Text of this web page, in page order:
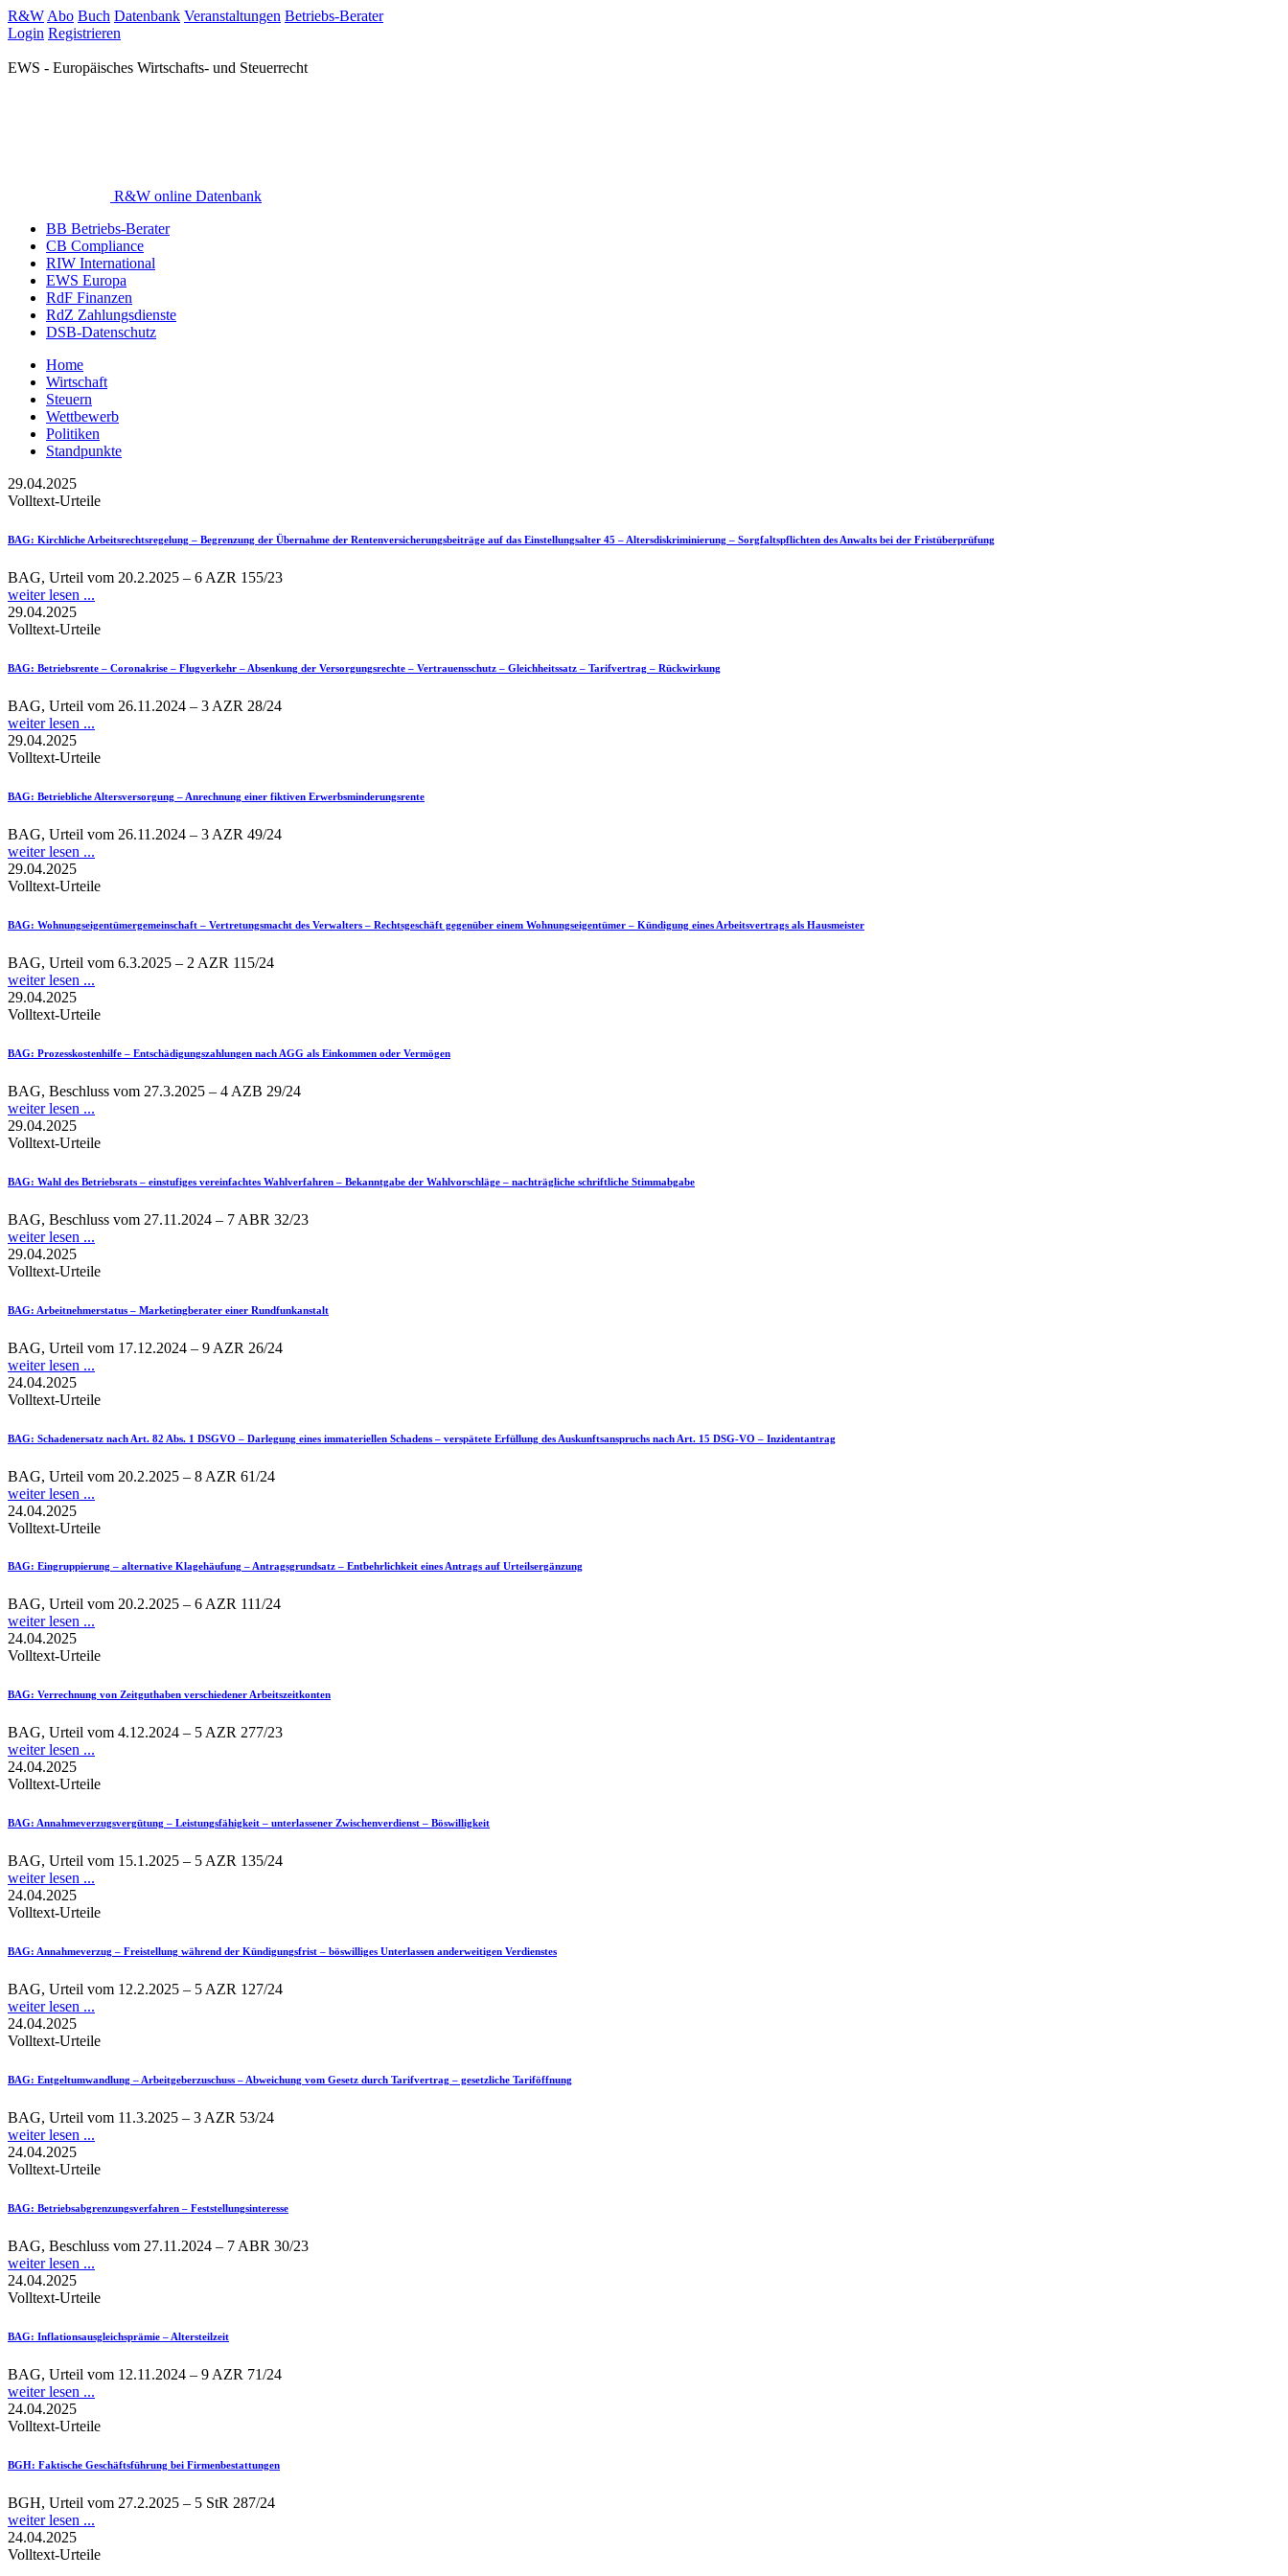
R&W Abo Buch Datenbank Veranstaltungen Betriebs-Berater
Login Registrieren
EWS - Europäisches Wirtschafts- und Steuerrecht
R&W online Datenbank
BB Betriebs-Berater
CB Compliance
RIW International
EWS Europa
RdF Finanzen
RdZ Zahlungsdienste
DSB-Datenschutz
Home
Wirtschaft
Steuern
Wettbewerb
Politiken
Standpunkte
29.04.2025
Volltext-Urteile
BAG: Kirchliche Arbeitsrechtsregelung – Begrenzung der Übernahme der Rentenversicherungsbeiträge auf das Einstellungsalter 45 – Altersdiskriminierung – Sorgfaltspflichten des Anwalts bei der Fristüberprüfung
BAG, Urteil vom 20.2.2025 – 6 AZR 155/23
weiter lesen ...
29.04.2025
Volltext-Urteile
BAG: Betriebsrente – Coronakrise – Flugverkehr – Absenkung der Versorgungsrechte – Vertrauensschutz – Gleichheitssatz – Tarifvertrag – Rückwirkung
BAG, Urteil vom 26.11.2024 – 3 AZR 28/24
weiter lesen ...
29.04.2025
Volltext-Urteile
BAG: Betriebliche Altersversorgung – Anrechnung einer fiktiven Erwerbsminderungsrente
BAG, Urteil vom 26.11.2024 – 3 AZR 49/24
weiter lesen ...
29.04.2025
Volltext-Urteile
BAG: Wohnungseigentümergemeinschaft – Vertretungsmacht des Verwalters – Rechtsgeschäft gegenüber einem Wohnungseigentümer – Kündigung eines Arbeitsvertrags als Hausmeister
BAG, Urteil vom 6.3.2025 – 2 AZR 115/24
weiter lesen ...
29.04.2025
Volltext-Urteile
BAG: Prozesskostenhilfe – Entschädigungszahlungen nach AGG als Einkommen oder Vermögen
BAG, Beschluss vom 27.3.2025 – 4 AZB 29/24
weiter lesen ...
29.04.2025
Volltext-Urteile
BAG: Wahl des Betriebsrats – einstufiges vereinfachtes Wahlverfahren – Bekanntgabe der Wahlvorschläge – nachträgliche schriftliche Stimmabgabe
BAG, Beschluss vom 27.11.2024 – 7 ABR 32/23
weiter lesen ...
29.04.2025
Volltext-Urteile
BAG: Arbeitnehmerstatus – Marketingberater einer Rundfunkanstalt
BAG, Urteil vom 17.12.2024 – 9 AZR 26/24
weiter lesen ...
24.04.2025
Volltext-Urteile
BAG: Schadenersatz nach Art. 82 Abs. 1 DSGVO – Darlegung eines immateriellen Schadens – verspätete Erfüllung des Auskunftsanspruchs nach Art. 15 DSG-VO – Inzidentantrag
BAG, Urteil vom 20.2.2025 – 8 AZR 61/24
weiter lesen ...
24.04.2025
Volltext-Urteile
BAG: Eingruppierung – alternative Klagehäufung – Antragsgrundsatz – Entbehrlichkeit eines Antrags auf Urteilsergänzung
BAG, Urteil vom 20.2.2025 – 6 AZR 111/24
weiter lesen ...
24.04.2025
Volltext-Urteile
BAG: Verrechnung von Zeitguthaben verschiedener Arbeitszeitkonten
BAG, Urteil vom 4.12.2024 – 5 AZR 277/23
weiter lesen ...
24.04.2025
Volltext-Urteile
BAG: Annahmeverzugsvergütung – Leistungsfähigkeit – unterlassener Zwischenverdienst – Böswilligkeit
BAG, Urteil vom 15.1.2025 – 5 AZR 135/24
weiter lesen ...
24.04.2025
Volltext-Urteile
BAG: Annahmeverzug – Freistellung während der Kündigungsfrist – böswilliges Unterlassen anderweitigen Verdienstes
BAG, Urteil vom 12.2.2025 – 5 AZR 127/24
weiter lesen ...
24.04.2025
Volltext-Urteile
BAG: Entgeltumwandlung – Arbeitgeberzuschuss – Abweichung vom Gesetz durch Tarifvertrag – gesetzliche Tariföffnung
BAG, Urteil vom 11.3.2025 – 3 AZR 53/24
weiter lesen ...
24.04.2025
Volltext-Urteile
BAG: Betriebsabgrenzungsverfahren – Feststellungsinteresse
BAG, Beschluss vom 27.11.2024 – 7 ABR 30/23
weiter lesen ...
24.04.2025
Volltext-Urteile
BAG: Inflationsausgleichsprämie – Altersteilzeit
BAG, Urteil vom 12.11.2024 – 9 AZR 71/24
weiter lesen ...
24.04.2025
Volltext-Urteile
BGH: Faktische Geschäftsführung bei Firmenbestattungen
BGH, Urteil vom 27.2.2025 – 5 StR 287/24
weiter lesen ...
24.04.2025
Volltext-Urteile